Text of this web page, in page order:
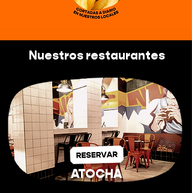
Nuestros restaurantes
ATOCHA